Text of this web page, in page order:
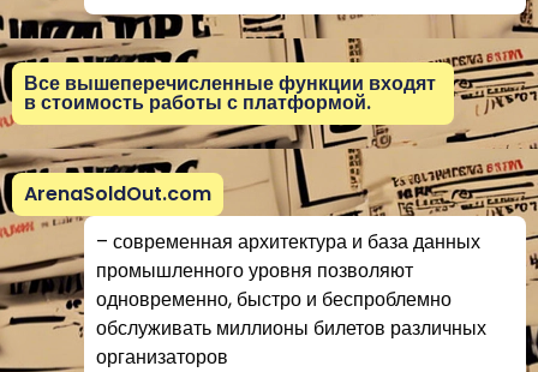
Все вышеперечисленные функции входят
в стоимость работы с платформой.
ArenaSoldOut.com
– современная архитектура и база данных
промышленного уровня позволяют
одновременно, быстро и беспроблемно
обслуживать миллионы билетов различных
организаторов